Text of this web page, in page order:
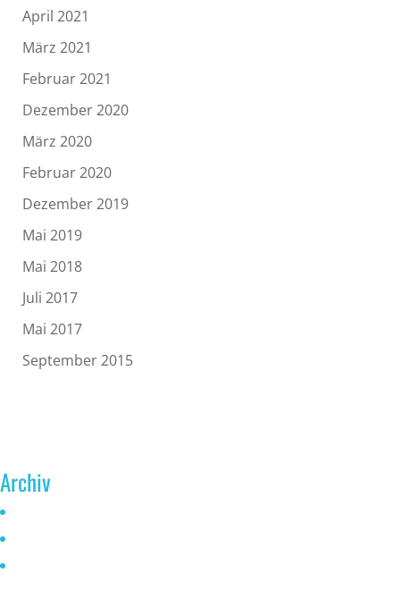
April 2021
März 2021
Februar 2021
Dezember 2020
März 2020
Februar 2020
Dezember 2019
Mai 2019
Mai 2018
Juli 2017
Mai 2017
September 2015
Archiv